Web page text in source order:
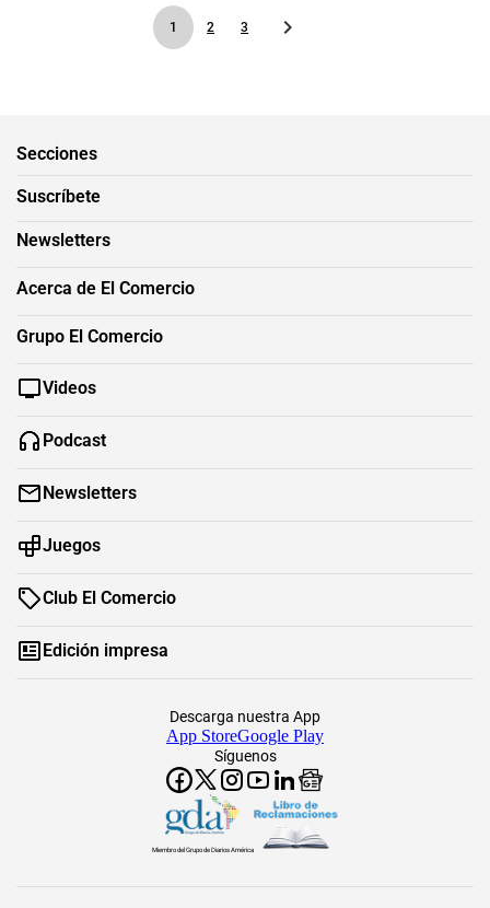
1 2 3
Secciones
Suscríbete
Newsletters
Acerca de El Comercio
Grupo El Comercio
Videos
Podcast
Newsletters
Juegos
Club El Comercio
Edición impresa
Síguenos
Descarga nuestra App
App StoreGoogle Play
Miembro del Grupo de Diarios América